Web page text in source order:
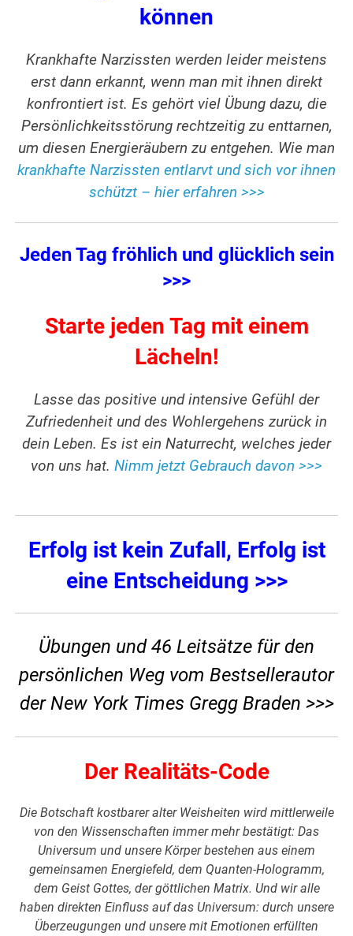
können
Krankhafte Narzissten werden leider meistens
erst dann erkannt, wenn man mit ihnen direkt
konfrontiert ist. Es gehört viel Übung dazu, die
Persönlichkeitsstörung rechtzeitig zu enttarnen,
um diesen Energieräubern zu entgehen. Wie man
krankhafte Narzissten entlarvt und sich vor ihnen
schützt – hier erfahren >>>
Jeden Tag fröhlich und glücklich sein
>>>
Starte jeden Tag mit einem
Lächeln!
Lasse das positive und intensive Gefühl der
Zufriedenheit und des Wohlergehens zurück in
dein Leben. Es ist ein Naturrecht, welches jeder
von uns hat. Nimm jetzt Gebrauch davon >>>
Erfolg ist kein Zufall, Erfolg ist
eine Entscheidung >>>
Übungen und 46 Leitsätze für den
persönlichen Weg vom Bestsellerautor
der New York Times Gregg Braden >>>
Der Realitäts-Code
Die Botschaft kostbarer alter Weisheiten wird mittlerweile
von den Wissenschaften immer mehr bestätigt: Das
Universum und unsere Körper bestehen aus einem
gemeinsamen Energiefeld, dem Quanten-Hologramm,
dem Geist Gottes, der göttlichen Matrix. Und wir alle
haben direkten Einfluss auf das Universum: durch unsere
Überzeugungen und unsere mit Emotionen erfüllten